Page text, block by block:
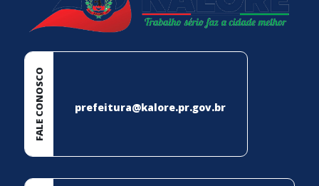
FALE CONOSCO prefeitura@kalore.pr.gov.br